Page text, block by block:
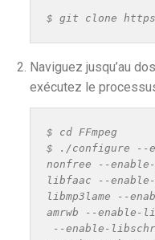
$ git clone
Naviguez jusqu’au
exécutez le
$ cd FFmpeg
$ ./configure --
nonfree --
libfaac --
libmp3lame --
amrwb --enable-
--enable-